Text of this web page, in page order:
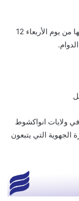
– اللائحة التكميلية : سيتم تسجيل من تأهل منها من يوم الأربعاء 12
ولايات انواكشوط
التي يتبعون